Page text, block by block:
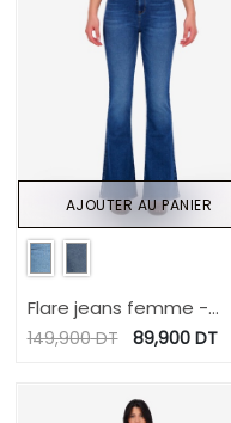
Flare jeans femme -
FERYEL
149,900DT 89,900DT
AJOUTER AU PANIER